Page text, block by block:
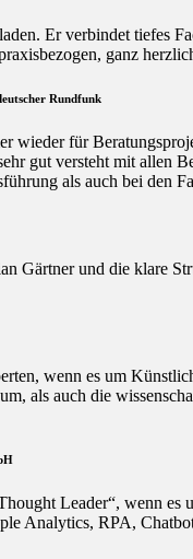
Er verbindet tiefes
ganz
Rundfunk
wieder für
gut versteht mit
als auch bei den
Gärtner und die klare
wenn es um
als auch die
Leader“, wenn
Analytics, RPA,